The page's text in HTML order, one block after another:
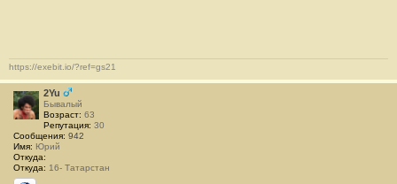
https://exebit.io/?ref=gs21
2Yu
Бывалый
Возраст: 63
Репутация: 30
Сообщения: 942
Имя: Юрий
Откуда:
Откуда: 16- Татарстан